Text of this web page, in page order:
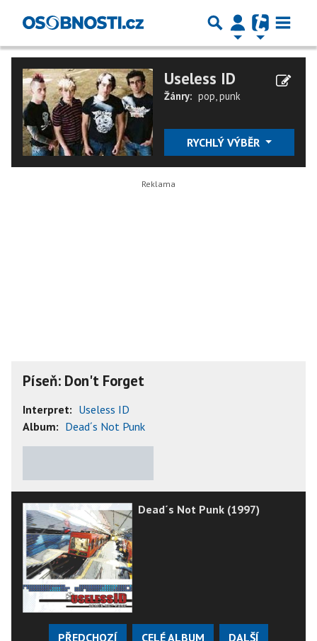
Useless ID
Žánry: pop,punk
RYCHLÝ VÝBĚR
Píseň: Don't Forget
Interpret: Useless ID
Album: Dead´s Not Punk
Dead´s Not Punk (1997)
PŘEDCHOZÍ CELÉ ALBUM DALŠÍ